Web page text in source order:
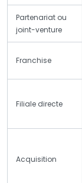
Partenariat ou
joint-venture
Franchise
Filiale directe
Acquisition